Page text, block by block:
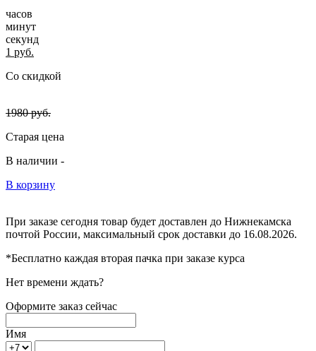
часов
минут
секунд
1 руб.
Со скидкой
1980руб.
Старая цена
В наличии -
В корзину
При заказе сегодня товар будет доставлен до Нижнекамска
почтой России, максимальный срок доставки до 16.08.2026.
*Бесплатно каждая вторая пачка при заказе курса
Нет времени ждать?
Оформите заказ сейчас
Имя